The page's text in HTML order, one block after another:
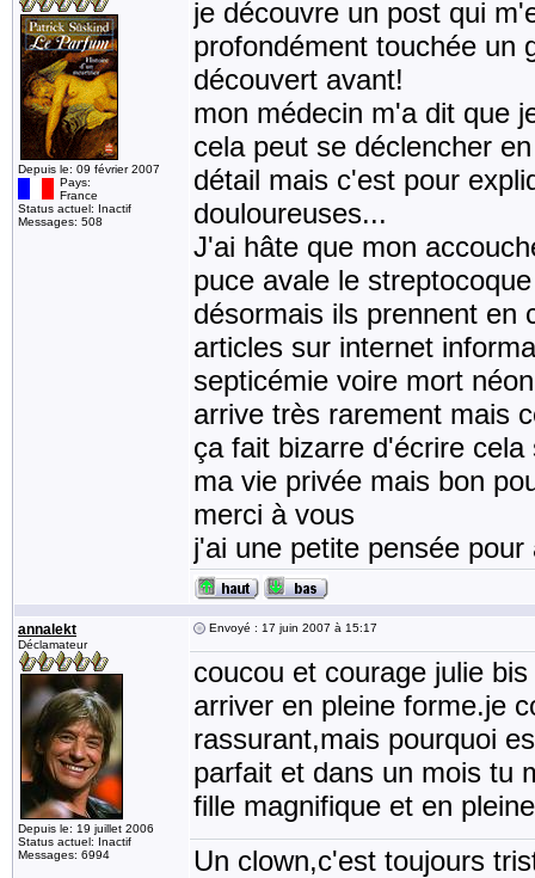
Depuis le: 09 février 2007
Pays:
France
Status actuel: Inactif
Messages: 508
je découvre un post qui
profondément touchée un
découvert avant!
mon médecin m'a dit que
cela peut se déclencher
détail mais c'est pour
douloureuses...
J'ai hâte que mon
puce avale le
désormais ils prennent en
articles sur internet
septicémie voire mort
arrive très rarement mais
ça fait bizarre d'écrire
ma vie privée mais bon
merci à vous
j'ai une petite pensée
annalekt
Déclamateur
Depuis le: 19 juillet 2006
Status actuel: Inactif
Messages: 6994
Envoyé : 17 juin 2007 à 15:17
coucou et courage julie
arriver en pleine forme.je
rassurant,mais pourquoi
parfait et dans un mois tu
fille magnifique et en
Un clown,c'est toujours